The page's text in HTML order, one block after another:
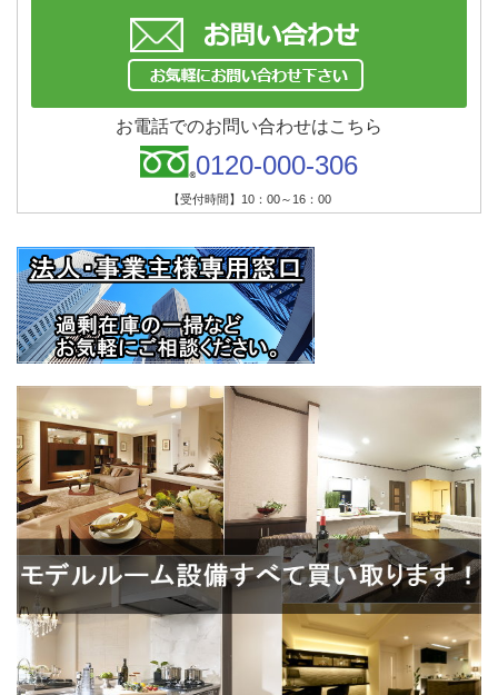
お電話でのお問い合わせはこちら
0120-000-306
【受付時間】10：00～16：00